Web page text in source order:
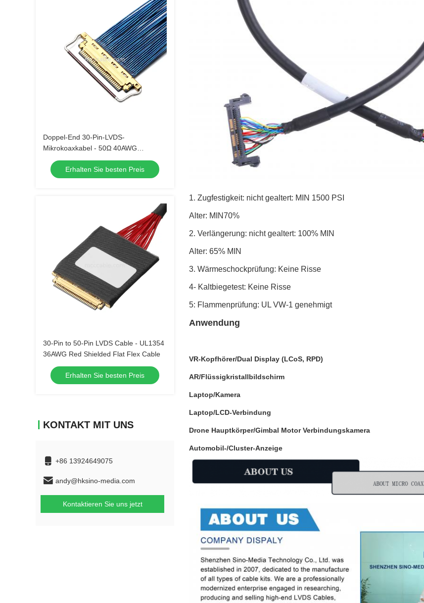
Doppel-End 30-Pin-LVDS-
Mikrokoaxkabel - 50Ω 40AWG
abgeschirmter blauer Draht
Erhalten Sie besten Preis
30-Pin to 50-Pin LVDS Cable - UL1354
36AWG Red Shielded Flat Flex Cable
Erhalten Sie besten Preis
KONTAKT MIT UNS
+86 13924649075
andy@hksino-media.com
Kontaktieren Sie uns jetzt
1. Zugfestigkeit: nicht gealtert: MIN 1500 PSI
Alter: MIN70%
2. Verlängerung: nicht gealtert: 100% MIN
Alter: 65% MIN
3. Wärmeschockprüfung: Keine Risse
4- Kaltbiegetest: Keine Risse
5: Flammenprüfung: UL VW-1 genehmigt
Anwendung
VR-Kopfhörer/Dual Display (LCoS, RPD)
AR/Flüssigkristallbildschirm
Laptop/Kamera
Laptop/LCD-Verbindung
Drone Hauptkörper/Gimbal Motor Verbindungskamera
Automobil-/Cluster-Anzeige